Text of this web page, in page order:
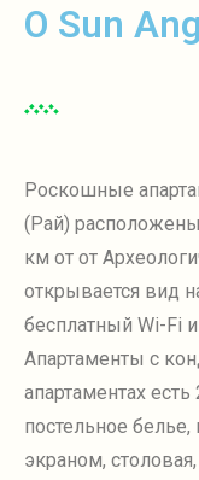
О Sun
Роскошные
(Рай)
км от от
открывается вид
бесплатный Wi-Fi и
Апартаменты с
апартаментах
постельное
экраном,